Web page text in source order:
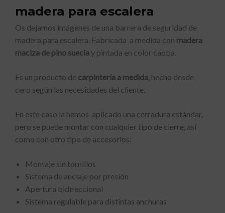
madera para escalera
Os dejamos imágenes de una barrera de seguridad de
madera para escalera. Fabricada a medida con madera
maciza de pino sueciay pintada en color caoba.
Es un producto de carpintería a medida , hecho desde
cero según las necesidades del cliente.
En este caso la hemos aplicado una cerradura estándar,
pero se puede montar con cualquier tipo de cierre, así
como con otro tipo de accesorios:
Montaje sin tornillos
Sistema de anclaje por presión
Apertura bidireccional
Sistema regulable para distintas anchuras